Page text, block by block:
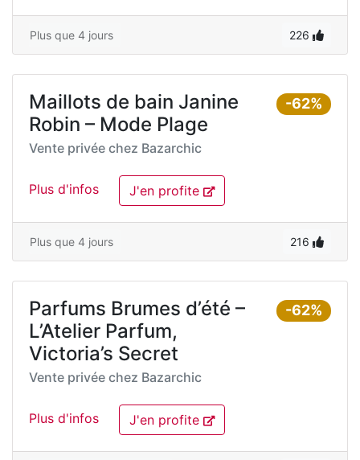
Plus que 4 jours 226
-62%
Maillots de bain Janine
Robin – Mode Plage
Vente privée chez Bazarchic
Plus d'infos J'en profite
Plus que 4 jours 216
-62%
Parfums Brumes d’été –
L’Atelier Parfum,
Victoria’s Secret
Vente privée chez Bazarchic
Plus d'infos J'en profite